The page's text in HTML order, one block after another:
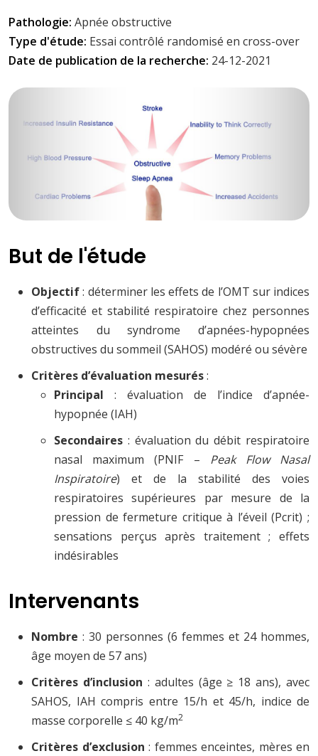
Pathologie: Apnée obstructive
Type d'étude: Essai contrôlé randomisé en cross-over
Date de publication de la recherche: 24-12-2021
But de l'étude
Objectif: déterminer les effets de l’OMT sur indices
d’efficacité et stabilité respiratoire chez personnes
atteintes du syndrome d’apnées-hypopnées
obstructives du sommeil (SAHOS) modéré ou sévère
Critères d’évaluation mesurés:
Principal : évaluation de l’indice d’apnée-
hypopnée (IAH)
Secondaires : évaluation du débit respiratoire
nasal maximum (PNIF – Peak Flow Nasal
Inspiratoire) et de la stabilité des voies
respiratoires supérieures par mesure de la
pression de fermeture critique à l’éveil (Pcrit) ;
sensations perçus après traitement ; effets
indésirables
Intervenants
Nombre : 30 personnes (6 femmes et 24 hommes,
âge moyen de 57 ans)
Critères d’inclusion : adultes (âge ≥ 18 ans), avec
SAHOS, IAH compris entre 15/h et 45/h, indice de
masse corporelle ≤ 40 kg/m2
Critères d’exclusion : femmes enceintes, mères en